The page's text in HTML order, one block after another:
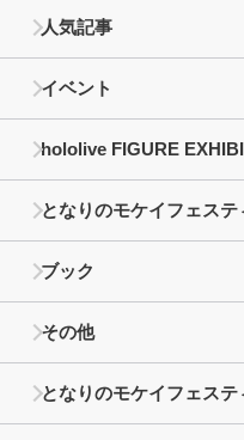
人気記事
イベント
hololive FIGURE
となりのモケイフェステ
ブック
その他
となりのモケイフェステ